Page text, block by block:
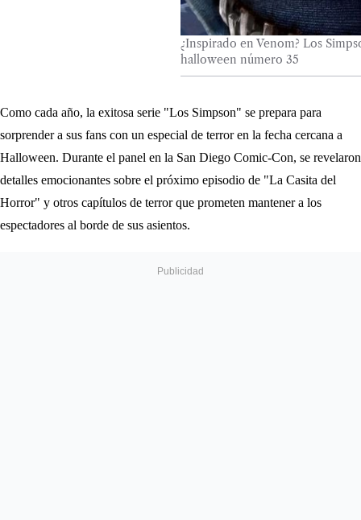
¿Inspirado en Venom? Los
halloween número 35
Como cada año, la exitosa serie "Los Simpson" se prepara para
sorprender a sus fans con un especial de terror en la fecha cercana a
Halloween. Durante el panel en la San Diego Comic-Con, se revelaron
detalles emocionantes sobre el próximo episodio de "La Casita del
Horror" y otros capítulos de terror que prometen mantener a los
espectadores al borde de sus asientos.